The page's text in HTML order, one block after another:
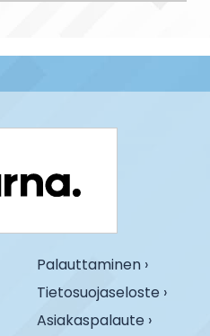
Palauttaminen ›
Tietosuojaseloste ›
Asiakaspalaute ›